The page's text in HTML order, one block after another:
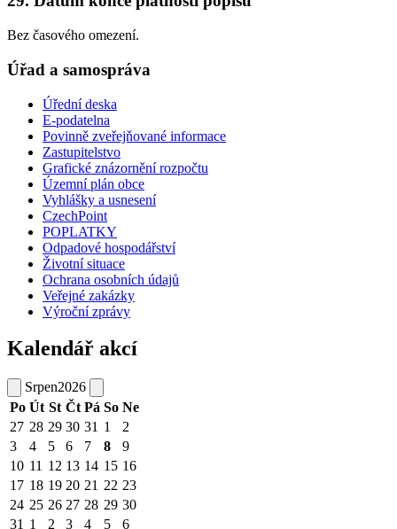
Bez časového omezení.
Úřad a samospráva
Úřední deska
E-podatelna
Povinně zveřejňované informace
Zastupitelstvo
Grafické znázornění rozpočtu
Územní plán obce
Vyhlášky a usnesení
CzechPoint
POPLATKY
Odpadové hospodářství
Životní situace
Ochrana osobních údajů
Veřejné zakázky
Výroční zprávy
Kalendář akcí
Srpen2026
Po Út St Čt Pá So Ne
27 28 29 30 31 1
2
3
4 5 6 7 8
9
10 11 12 13 14 15 16
17 18 19 20 21 22 23
24 25 26 27 28 29 30
31 1 2 3 4 5 6